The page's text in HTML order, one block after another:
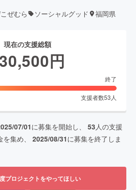
ぜむら ソーシャルグッド 福岡県
現在の支援総額
円
終了
支援者数53 人
07/01に募集を開始し、 53 人の支援
を集め、 2025/08/31に募集を終了しま
プロジェクトをやってほしい